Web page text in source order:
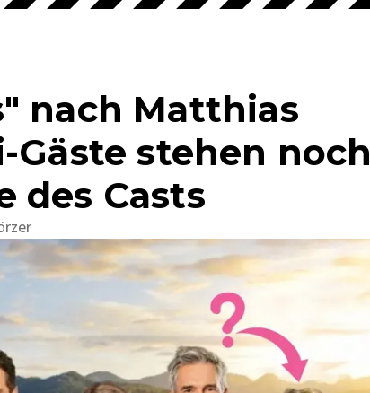
nach Matthias
stehen noch
des Casts